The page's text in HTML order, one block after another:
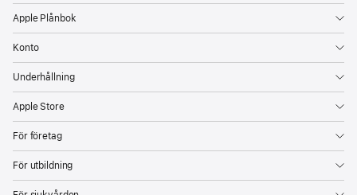
Apple Plånbok
Konto
Underhållning
Apple Store
För företag
För utbildning